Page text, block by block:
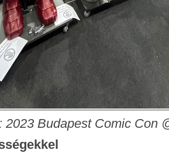
2023 Budapest Comic Con